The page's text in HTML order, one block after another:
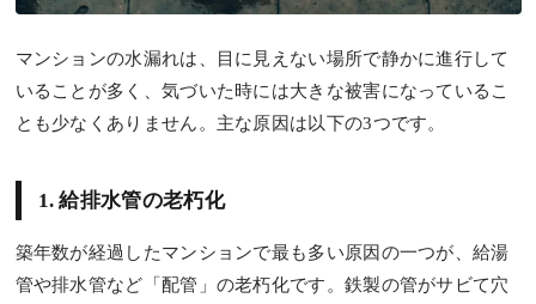
マンションの水漏れは、目に見えない場所で静かに進行して
いることが多く、気づいた時には大きな被害になっているこ
とも少なくありません。主な原因は以下の3つです。
1. 給排水管の老朽化
築年数が経過したマンションで最も多い原因の一つが、給湯
管や排水管など「配管」の老朽化です。鉄製の管がサビて穴